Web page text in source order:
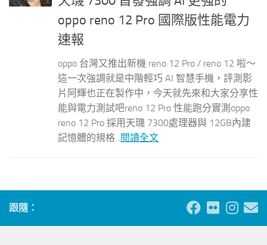
oppo reno 12 Pro 國際版性能電力
速報
oppo 台灣又推出新機 reno 12 Pro / reno 12 啦～
這一次強調就是中階輕巧 AI 智慧手機，評測影
片阿輝也正在製作中，今天就先來和大家分享性
能與電力測試吧reno 12 Pro 性能跑分實測oppo
reno 12 Pro 採用天璣 7300處理器與 12GB內建
記憶體的規格...閱讀全文
跟隨：